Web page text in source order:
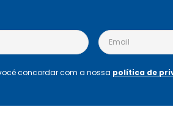
concordar com a nossa política de